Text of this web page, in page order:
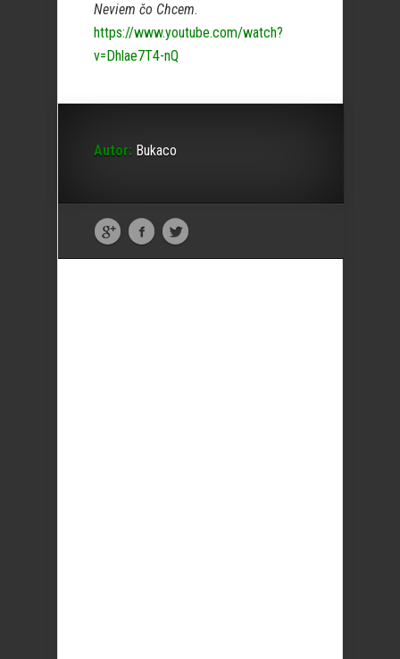
Neviem čo Chcem.
https://www.youtube.com/watch?
v=Dhlae7T4-nQ
Autor: Bukaco